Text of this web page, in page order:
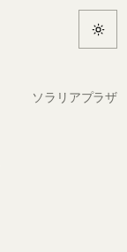
ソラリアプラザ